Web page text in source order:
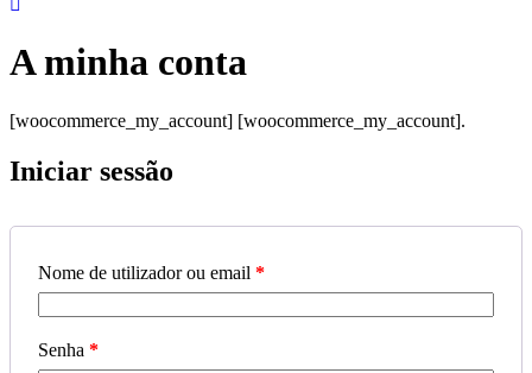
A minha conta
[woocommerce_my_account] [woocommerce_my_account].
Iniciar sessão
Nome de utilizador ou email *
Senha *